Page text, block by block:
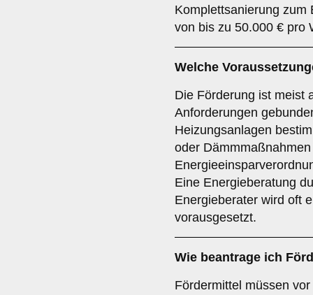
Komplettsanierung zum
von bis zu 50.000 € pro
Welche
Die Förderung ist meist
Anforderungen
Heizungsanlagen
oder
Eine Energieberatung
Energieberater wird oft
vorausgesetzt.
Wie beantrage ich
Fördermittel müssen